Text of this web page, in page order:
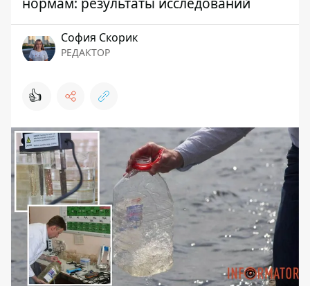
София Скорик
РЕДАКТОР
👍